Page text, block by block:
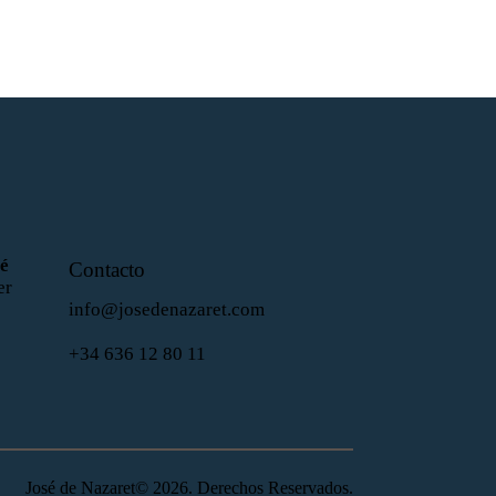
Contacto
info@josedenazaret.com
+34 636 12 80 11
José de Nazaret© 2026. Derechos Reservados.